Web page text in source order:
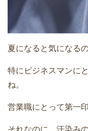
夏になると気になる
特にビジネスマンに
ね。
営業職にとって第一
それなのに、汗染み